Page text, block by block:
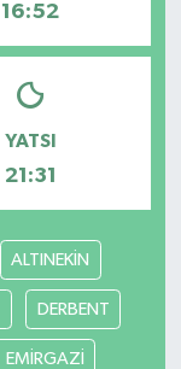
16:52
YATSI
21:31
ALTINEKİN
DERBENT
EMİRGAZİ